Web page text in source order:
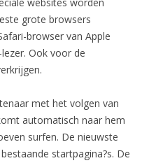
grote browsers
browser van Apple
Ook voor de
met het volgen van
automatisch naar hem
surfen. De nieuwste
startpagina?s. De